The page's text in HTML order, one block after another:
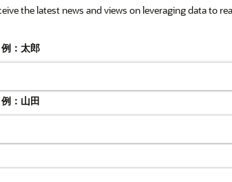
the latest news and views on leveraging data to
：太郎
：山田